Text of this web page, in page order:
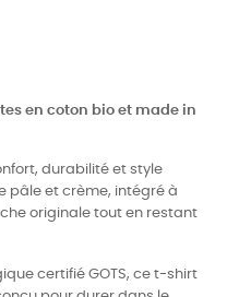
en coton bio et made in
durabilité et style
pâle et crème, intégré à
originale tout en restant
certifié GOTS, ce t-shirt